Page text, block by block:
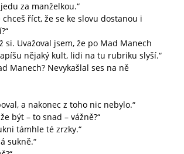
za manželkou.“
chceš říct, že se ke slovu dostanou i
si. Uvažoval jsem, že po Mad Manech
nějaký kult, lidi na tu rubriku slyší.“
Manech? Nevykašlal ses na ně
a nakonec z toho nic nebylo.“
být – to snad – vážně?“
támhle té zrzky.“
sukně.“